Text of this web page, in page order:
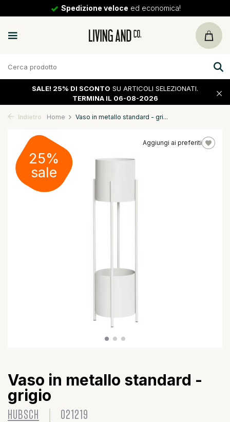
Spedizione veloce ed economica!
SALE! 25% DI SCONTO SU ARTICOLI SELEZIONATI.
TERMINA IL 06-08-2026
Indietro Home Vaso in metallo standard - gri...
Aggiungi ai preferiti
25%
sale
Vaso in metallo standard -
grigio
HUBSCH 021219